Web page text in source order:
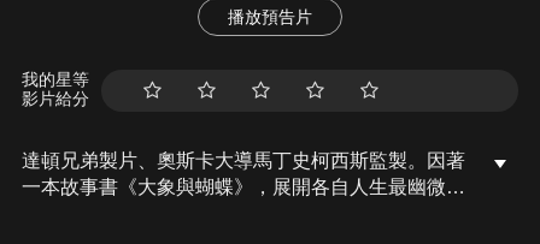
播放預告片
我的星等
影片給分
達頓兄弟製片、奧斯卡大導馬丁史柯西斯監製。因著
一本故事書《大象與蝴蝶》，展開各自人生最幽微秘